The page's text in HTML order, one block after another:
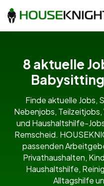
8 aktuelle
Finde aktuelle Jobs,
Nebenjobs,
und Haushaltshilfe-
Remscheid.
passenden
Privathaushalten,
Haushaltshilfe,
Alltagshilfe